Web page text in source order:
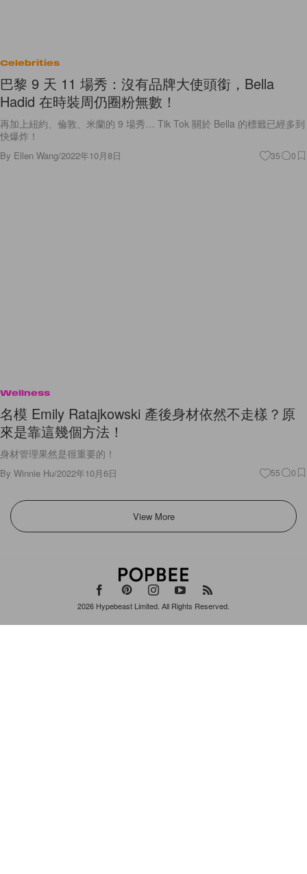
Celebrities
巴黎 9 天 11 場秀：沒有品牌大使頭銜，Bella
Hadid 在時裝周仍圈粉無數！
再加上紐約、倫敦、米蘭的 9 場秀… Tik Tok 關於 Bella 的標籤已經多到
快爆炸！
By Ellen Wang/2022年10月8日 35 0
Wellness
名模 Emily Ratajkowski 產後身材依然不走樣？原
來是靠這幾個方法！
身材管理果然是很重要的！
By Winnie Hu/2022年10月6日 55 0
View More
2026 Hypebeast Limited . All Rights Reserved.